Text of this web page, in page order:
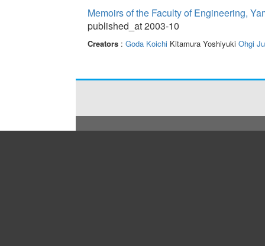
Memoirs of the Faculty of Engineering,
published_at 2003-10
Creators: Goda KoichiKitamura Yoshiyuki Ohgi